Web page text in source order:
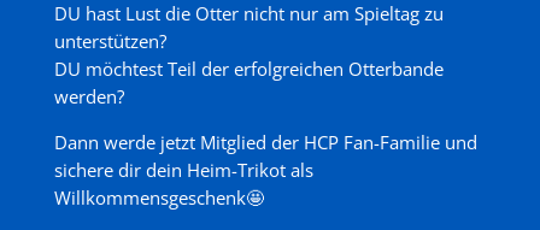
DU hast Lust die Otter nicht nur am Spieltag zu
unterstützen?
DU möchtest Teil der erfolgreichen Otterbande
werden?
Dann werde jetzt Mitglied der HCP Fan-Familie und
sichere dir dein Heim-Trikot als
Willkommensgeschenk🤩